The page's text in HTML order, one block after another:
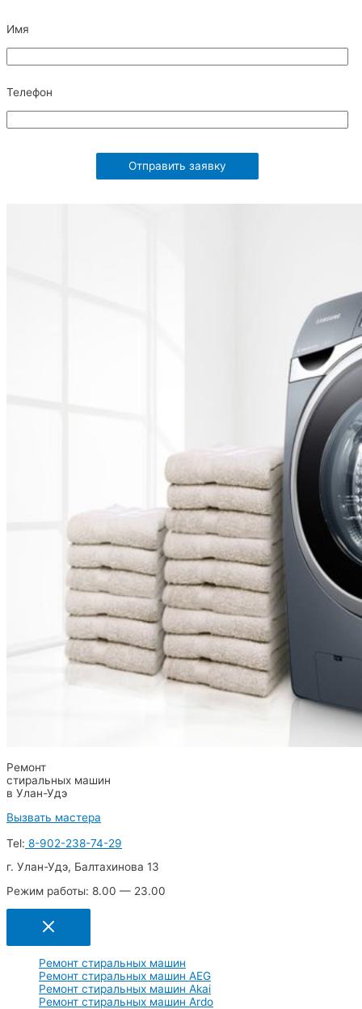
Leave
this
field
blank
Имя
Телефон
Ремонт
стиральных машин
в Улан-Удэ
Вызвать мастера
Tel: 8-902-238-74-29
г. Улан-Удэ, Балтахинова 13
Режим работы: 8.00 — 23.00
Ремонт стиральных машин
Ремонт стиральных машин AEG
Ремонт стиральных машин Akai
Ремонт стиральных машин Ardo